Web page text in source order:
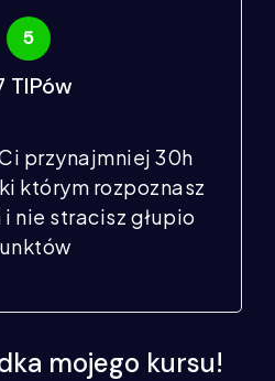
TIPów
przynajmniej 30h
którym rozpoznasz
nie stracisz głupio
mojego kursu!